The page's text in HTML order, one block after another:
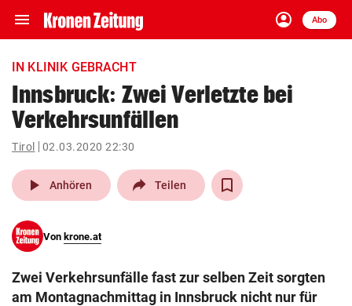
menu Navigation
ein-/ausklappen
account_circle
Anmelden
Abo
close Schließen
account_circle Anmelden
pin_drop
Wien arrow_right
search
eingeben
IN KLINIK GEBRACHT
Innsbruck: Zwei Verletzte bei
Verkehrsunfällen
Tirol 02.03.2020 22:30
play_arrow Anhören Teilen
Von krone.at
Zwei Verkehrsunfälle fast zur selben Zeit sorgten
am Montagnachmittag in Innsbruck nicht nur für